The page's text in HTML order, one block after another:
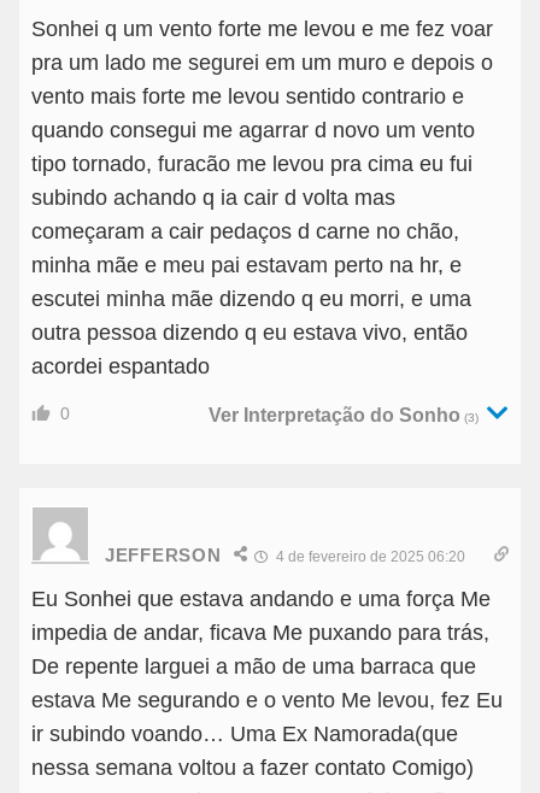
Sonhei q um vento forte me levou e me fez voar
pra um lado me segurei em um muro e depois o
vento mais forte me levou sentido contrario e
quando consegui me agarrar d novo um vento
tipo tornado, furacão me levou pra cima eu fui
subindo achando q ia cair d volta mas
começaram a cair pedaços d carne no chão,
minha mãe e meu pai estavam perto na hr, e
escutei minha mãe dizendo q eu morri, e uma
outra pessoa dizendo q eu estava vivo, então
acordei espantado
0 Ver Interpretação do Sonho (3)
JEFFERSON 4 de fevereiro de 2025 06:20
Eu Sonhei que estava andando e uma força Me
impedia de andar, ficava Me puxando para trás,
De repente larguei a mão de uma barraca que
estava Me segurando e o vento Me levou, fez Eu
ir subindo voando… Uma Ex Namorada(que
nessa semana voltou a fazer contato Comigo)